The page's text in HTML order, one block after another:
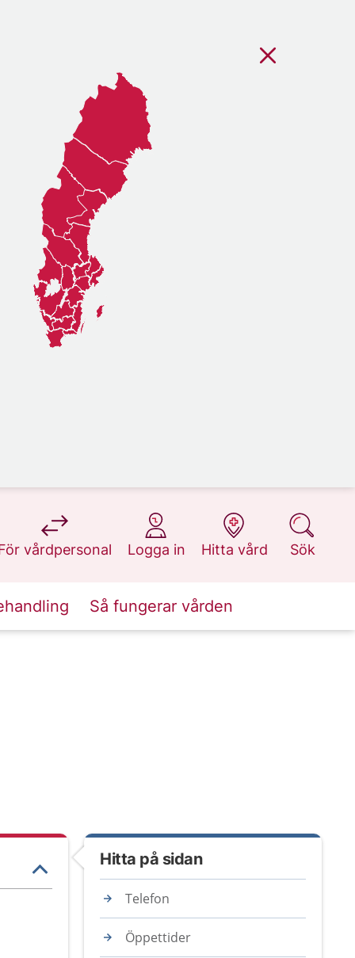
vårdpersonal
på 1177.se
Logga in
på 1177.se
Hitta vård
på 1177.se
Sök
på 1177.se
Så fungerar vården
Hitta på sidan
Telefon
Öppettider